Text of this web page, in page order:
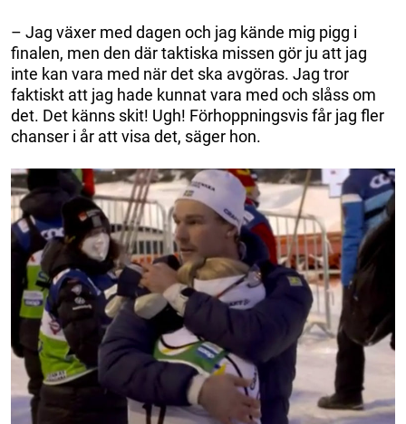
– Jag växer med dagen och jag kände mig pigg i
finalen, men den där taktiska missen gör ju att jag
inte kan vara med när det ska avgöras. Jag tror
faktiskt att jag hade kunnat vara med och slåss om
det. Det känns skit! Ugh! Förhoppningsvis får jag fler
chanser i år att visa det, säger hon.